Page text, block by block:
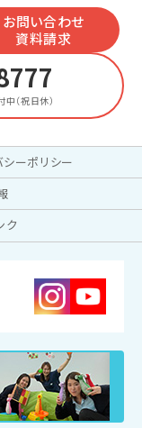
お問い合わせ
資料請求
（祝日休）
シーポリシー
ク